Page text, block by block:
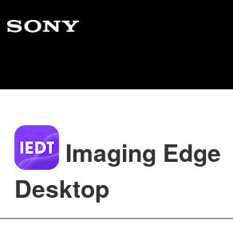
Imaging Edge
Desktop